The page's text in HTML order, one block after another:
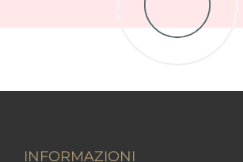
INFORMAZIONI